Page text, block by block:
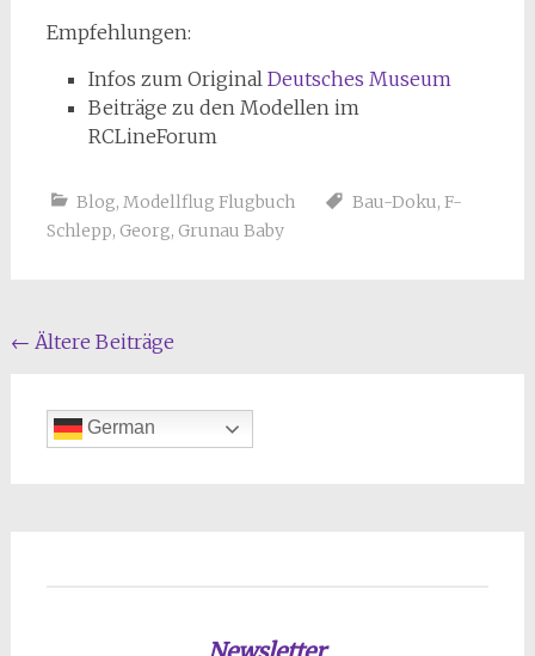
Empfehlungen:
Infos zum Original Deutsches Museum
Beiträge zu den Modellen im
RCLineForum
Blog, Modellflug Flugbuch Bau-Doku, F-
Schlepp, Georg, Grunau Baby
Beitragsnavigation
← Ältere Beiträge
German